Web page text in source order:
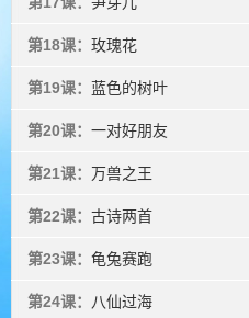
第18课： 玫瑰花
第19课： 蓝色的树叶
第20课： 一对好朋友
第21课： 万兽之王
第22课： 古诗两首
第23课： 龟兔赛跑
第24课： 八仙过海